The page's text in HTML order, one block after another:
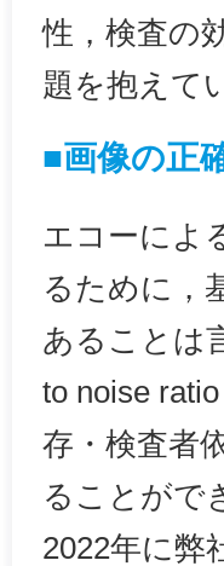
性，検査の
題を抱えて
■画像の正
エコーによ
るために，
あることは
to noise
存・検査者
ることがで
2022年に弊